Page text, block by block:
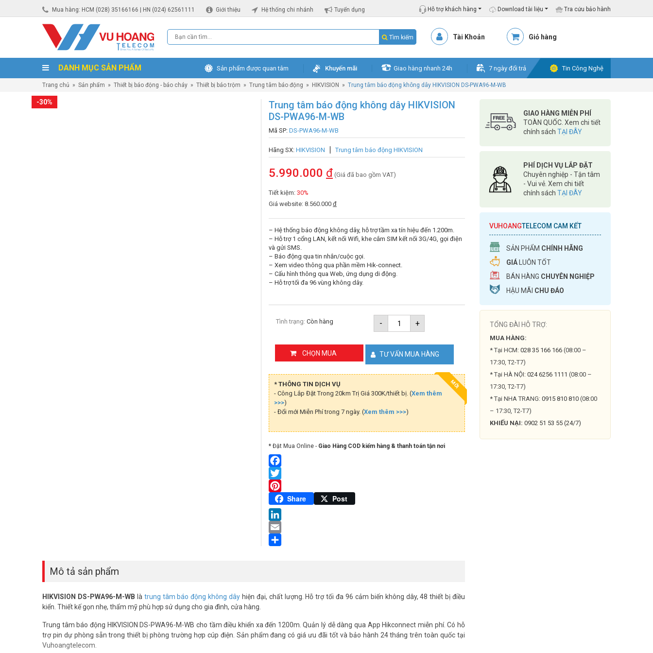
Mua hàng: HCM (028) 35166166 | HN (024) 62561111 Giới thiệu Hệ thống chi nhánh Tuyển dụng Hỗ trợ khách hàng Download tài liệu Tra cứu bảo hành
Tìm kiếm Tài Khoản Giỏ hàng
DANH MỤC SẢN PHẨM Sản phẩm được quan tâm Khuyến mãi Giao hàng nhanh 24h 7 ngày đổi trả Tin Công Nghệ
Trang chủ » Sản phẩm » Thiết bị báo động - báo cháy » Thiết bị báo trộm » Trung tâm báo động » HIKVISION » Trung tâm báo động không dây HIKVISION DS-PWA96-M-WB
-30%
Trung tâm báo động không dây HIKVISION
DS-PWA96-M-WB
Mã SP: DS-PWA96-M-WB
Hãng SX: HIKVISION Trung tâm báo động HIKVISION
5.990.000 đ (Giá đã bao gồm VAT)
Tiết kiệm: 30%
Giá website: 8.560.000 đ
– Hệ thống báo động không dây, hỗ trợ tầm xa tín hiệu đến 1.200m.
– Hỗ trợ 1 cổng LAN, kết nối Wifi, khe cắm SIM kết nối 3G/4G, gọi điện
và gửi SMS.
– Báo động qua tin nhắn/cuộc gọi.
– Xem video thông qua phần mềm Hik-connect.
– Cấu hình thông qua Web, ứng dụng di động.
– Hỗ trợ tối đa 96 vùng không dây.
-
Trung
tâm
báo
không
dây
HIKVISION
DS-
WB
lượng
+
Tình trạng: Còn hàng
CHỌN MUA TƯ VẤN MUA HÀNG
MỚI
* THÔNG TIN DỊCH VỤ
- Công Lắp Đặt Trong 20km Trị Giá 300K/thiết bị. (Xem thêm
>>>)
- Đổi mới Miễn Phí trong 7 ngày. (Xem thêm >>>)
* Đặt Mua Online - Giao Hàng COD kiểm hàng & thanh toán tận nơi
Facebook
Twitter
Pinterest
Share Post
LinkedIn
Email
Mô tả sản phẩm
HIKVISION DS-PWA96-M-WB là trung tâm báo động không dây hiện đại, chất lượng. Hỗ trợ tối đa 96 cảm biến không dây, 48 thiết bị điều
kiển. Thiết kế gọn nhẹ, thẩm mỹ phù hợp sử dụng cho gia đình, cửa hàng.
Trung tâm báo động HIKVISION DS-PWA96-M-WB cho tầm điều khiển xa đến 1200m. Quản lý dễ dàng qua App Hikconnect miễn phí. Có hỗ
trợ pin dự phòng sẵn trong thiết bị phòng trường hợp cúp điện. Sản phẩm đang có giá ưu đãi tốt và bảo hành 24 tháng trên toàn quốc tại
Vuhoangtelecom.
GIAO HÀNG MIỄN PHÍ
TOÀN QUỐC. Xem chi tiết
chính sách TẠI ĐÂY
PHÍ DỊCH VỤ LẮP ĐẶT
Chuyên nghiệp - Tận tâm
- Vui vẻ. Xem chi tiết
chính sách TẠI ĐÂY
VUHOANGTELECOM CAM KẾT
SẢN PHẨM CHÍNH HÃNG
GIÁ LUÔN TỐT
BÁN HÀNG CHUYÊN NGHIỆP
HẬU MÃI CHU ĐÁO
TỔNG ĐÀI HỖ TRỢ:
MUA HÀNG:
* Tại HCM: 028 35 166 166 (08:00 –
17:30, T2-T7)
* Tại HÀ NỘI: 024 6256 1111 (08:00 –
17:30, T2-T7)
* Tại NHA TRANG: 0915 810 810 (08:00
– 17:30, T2-T7)
KHIẾU NẠI: 0902 51 53 55 (24/7)